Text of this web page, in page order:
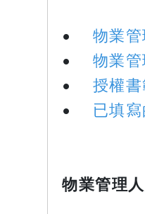
• 物業
• 物業
• 授權
• 已填
物業管理